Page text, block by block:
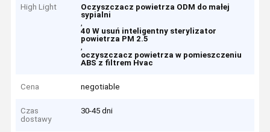
High Light
Oczyszczacz powietrza ODM do małej
sypialni
,
40 W usuń inteligentny sterylizator
powietrza PM 2.5
,
oczyszczacz powietrza w pomieszczeniu
ABS z filtrem Hvac
Cena negotiable
Czas
dostawy
30-45 dni